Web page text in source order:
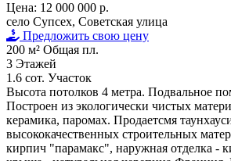
Цена: 12 000 000 р.
село Супсех, Советская улица
Предложить свою цену
200 м² Общая пл.
3 Этажей
1.6 сот. Участок
Высота потолков 4 метра. Подвальное
Построен из экологически чистых
керамика, паромах. Продаетсмя
высококачественных строительных
кирпич "парамакс", наружная отделка -